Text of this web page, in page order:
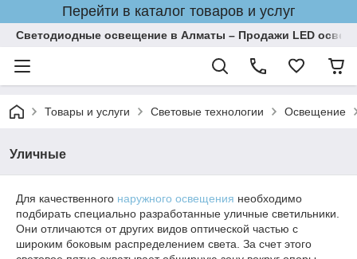
Перейти в каталог товаров и услуг
Светодиодные освещение в Алматы – Продажи LED
Товары и услуги Световые технологии Освещение
Уличные
Для качественного наружного освещения необходимо
подбирать специально разработанные уличные светильники.
Они отличаются от других видов оптической частью с
широким боковым распределением света. За счет этого